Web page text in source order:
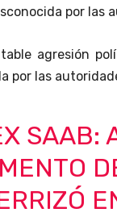
por las
agresión
por las
SAAB: